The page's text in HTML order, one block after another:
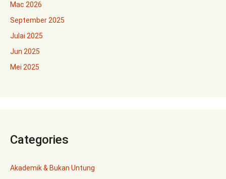
Mac 2026
September 2025
Julai 2025
Jun 2025
Mei 2025
Categories
Akademik & Bukan Untung